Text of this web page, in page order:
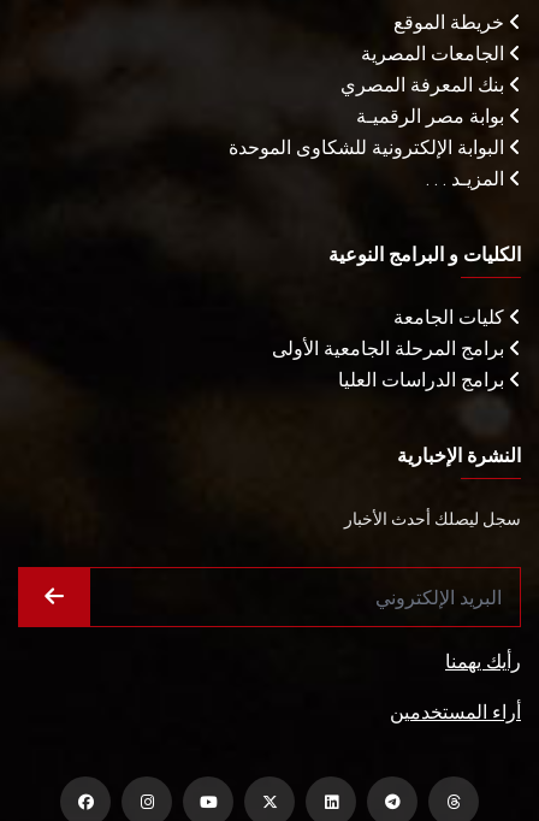
خريطة الموقع
الجامعات المصرية
بنك المعرفة المصري
بوابة مصر الرقميـة
البوابة الإلكترونية للشكاوى الموحدة
المزيـد . . .
الكليات و البرامج النوعية
كليات الجامعة
برامج المرحلة الجامعية الأولى
برامج الدراسات العليا
النشرة الإخبارية
سجل ليصلك أحدث الأخبار
رأيك يهمنا
أراء المستخدمين